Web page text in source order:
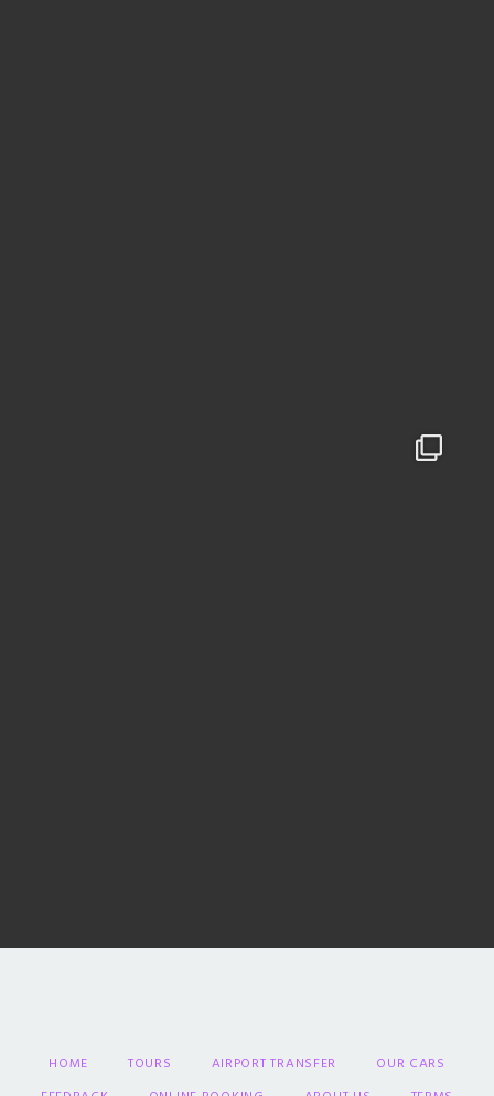
HOME TOURS AIRPORT TRANSFER
OUR CARS